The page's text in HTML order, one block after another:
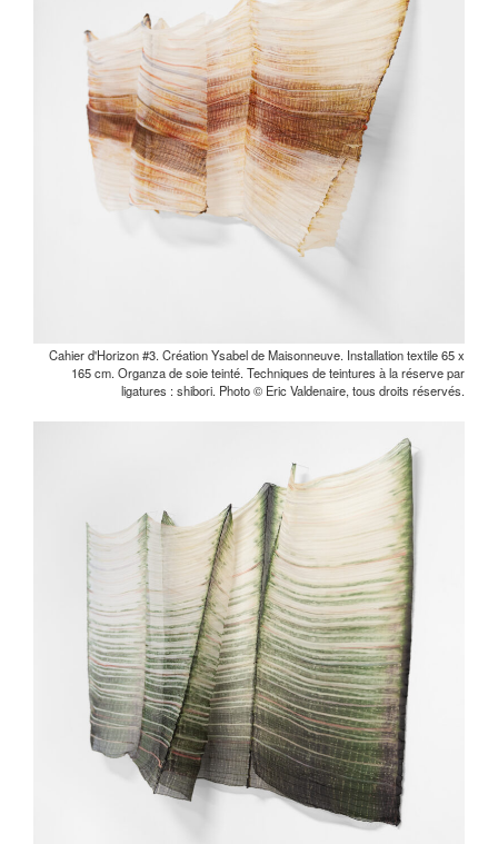
Cahier d'Horizon #3. Création Ysabel de Maisonneuve. Installation textile 65 x
165 cm. Organza de soie teinté. Techniques de teintures à la réserve par
ligatures : shibori. Photo © Eric Valdenaire, tous droits réservés.